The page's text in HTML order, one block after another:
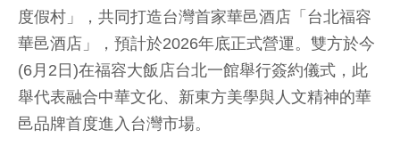
度假村」，共同打造台灣首家華邑酒店「台北福容
華邑酒店」，預計於2026年底正式營運。雙方於今
(6月2日)在福容大飯店台北一館舉行簽約儀式，此
舉代表融合中華文化、新東方美學與人文精神的華
邑品牌首度進入台灣市場。